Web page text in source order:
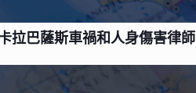
拉巴薩斯車禍和人身傷害律師